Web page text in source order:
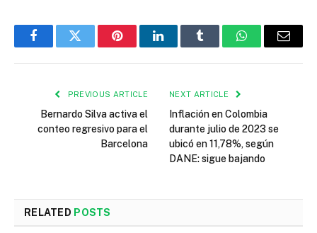
FacebookTwitter PinterestLinkedInTumblr WhatsAppEmail
PREVIOUS ARTICLE
Bernardo Silva activa el
conteo regresivo para el
Barcelona
NEXT ARTICLE
Inflación en Colombia
durante julio de 2023 se
ubicó en 11,78%, según
DANE: sigue bajando
RELATED POSTS